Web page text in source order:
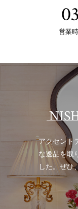
営業
アクセント
な逸品を取
した。ぜひ